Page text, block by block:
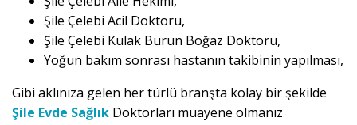
Şile Çelebi Acil Doktoru,
Şile Çelebi Kulak Burun Boğaz Doktoru,
Yoğun bakım sonrası hastanın takibinin yapılması,
Gibi aklınıza gelen her türlü branşta kolay bir şekilde
Şile Evde Sağlık Doktorları muayene olmanız